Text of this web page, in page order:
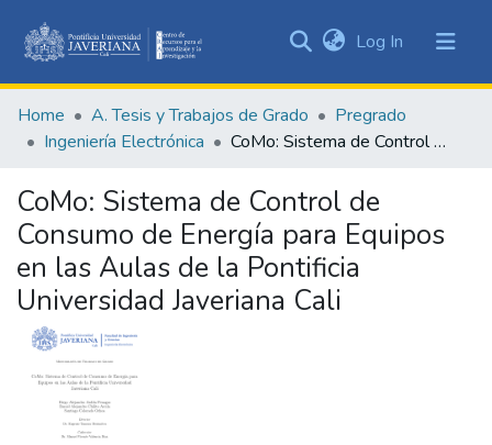
&
Collections
Statistics
Log In (current)
Home A. Tesis y Trabajos de Grado
Pregrado
Ingeniería Electrónica
CoMo: Sistema de Control de Consumo de Energía para Equipos en las Aulas de la Pontificia Universidad Javeriana Cali
CoMo: Sistema de Control de
Consumo de Energía para Equipos
en las Aulas de la Pontificia
Universidad Javeriana Cali